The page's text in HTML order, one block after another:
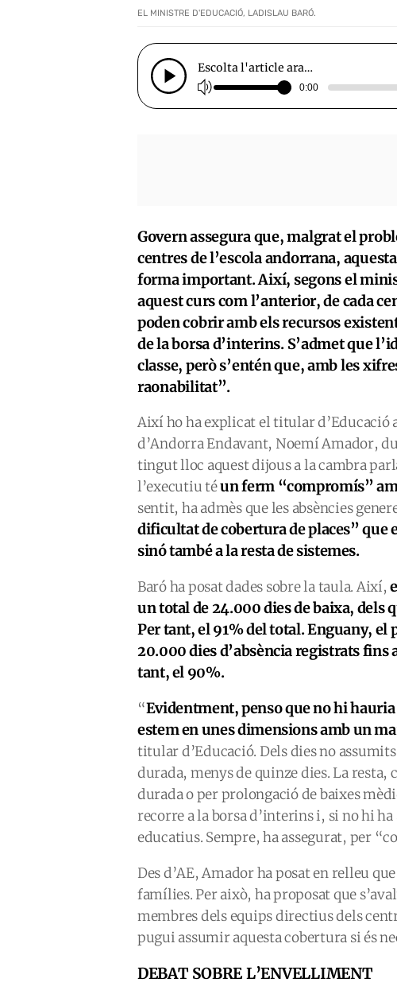
EL MINISTRE D'EDUCACIÓ, LADISLAU BARÓ.
Escolta l'article ara…
0:00
Govern assegura que, malgrat el
centres de l’escola andorrana,
forma important. Així, segons el
aquest curs com l’anterior, de cada
poden cobrir amb els recursos
de la borsa d’interins. S’admet que
classe, però s’entén que, amb les
raonabilitat”.
Així ho ha explicat el titular d’Educació
d’Andorra Endavant, Noemí Amador,
tingut lloc aquest dijous a la cambra
l’executiu téun ferm “compromís”
sentit, ha admès que les absències
dificultat de cobertura de places” que
sinó també a la resta de sistemes.
Baró ha posat dades sobre la taula. Així,
un total de 24.000 dies de baixa, dels
Per tant, el 91% del total. Enguany, el
20.000 dies d’absència registrats fins
tant, el 90%.
“Evidentment, penso que no hi hauria
estem en unes dimensions amb un
titular d’Educació. Dels dies no
durada, menys de quinze dies. La resta,
durada o per prolongació de baixes
recorre a la borsa d’interins i, si no hi
educatius. Sempre, ha assegurat, per
Des d’AE, Amador ha posat en relleu
famílies. Per això, ha proposat que
membres dels equips directius dels
pugui assumir aquesta cobertura si és
DEBAT SOBRE L’ENVELLIMENT